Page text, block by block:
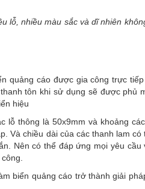
lỗ, nhiều màu sắc và dĩ nhiên
quảng cáo được gia công trực
tôn khi sử dụng sẽ được phủ
hiệu
lỗ thông là 50x9mm và khoảng
Và chiều dài của các thanh lam có
Nên có thể đáp ứng mọi yêu cầu
biển quảng cáo trở thành giải